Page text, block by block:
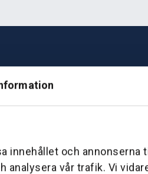
innehållet och annonserna
vår trafik. Vi
Gå till vår